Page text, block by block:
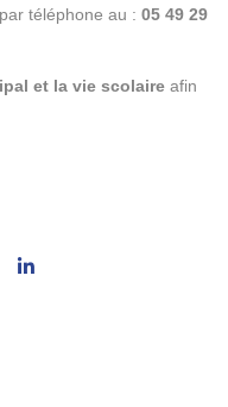
téléphone au : 05 49 29
et la vie scolaire afin